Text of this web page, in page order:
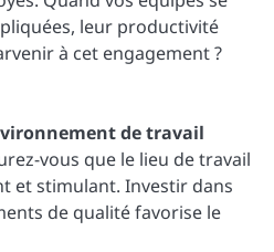
leur productivité
à cet engagement ?
de travail
vous que le lieu de travail
et stimulant. Investir dans
de qualité favorise le